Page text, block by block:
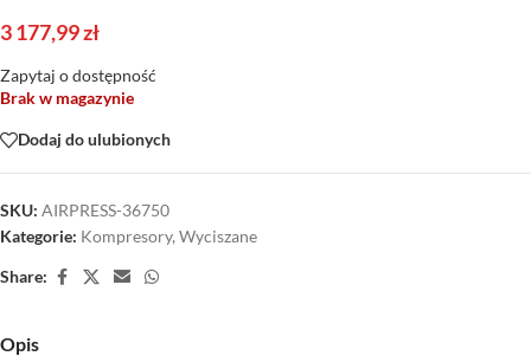
3 177,99zł
Zapytaj o dostępność
Brak w magazynie
Dodaj do ulubionych
SKU: AIRPRESS-36750
Kategorie: Kompresory, Wyciszane
Share:
Opis